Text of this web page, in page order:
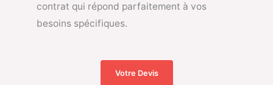
contrat qui répond parfaitement à vos
besoins spécifiques.
Votre Devis